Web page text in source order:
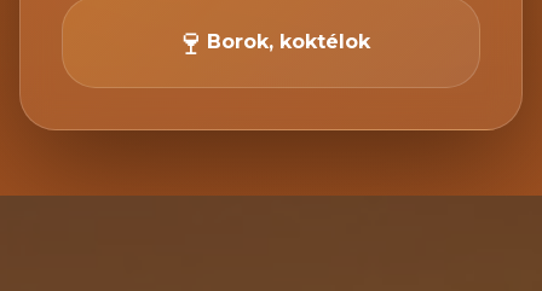
🍷 Borok, koktélok